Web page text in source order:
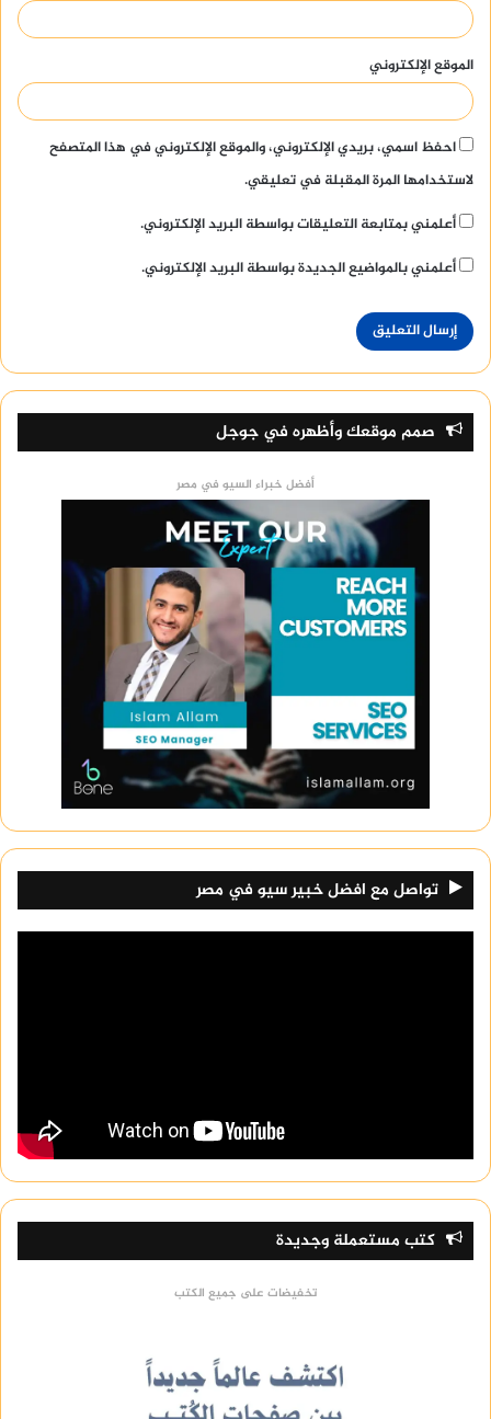
الموقع الإلكتروني
احفظ اسمي، بريدي الإلكتروني، والموقع الإلكتروني في هذا المتصفح
لاستخدامها المرة المقبلة في تعليقي.
أعلمني بمتابعة التعليقات بواسطة البريد الإلكتروني.
أعلمني بالمواضيع الجديدة بواسطة البريد الإلكتروني.
صمم موقعك وأظهره في جوجل
أفضل خبراء السيو في مصر
تواصل مع افضل خبير سيو في مصر
كتب مستعملة وجديدة
تخفيضات على جميع الكتب